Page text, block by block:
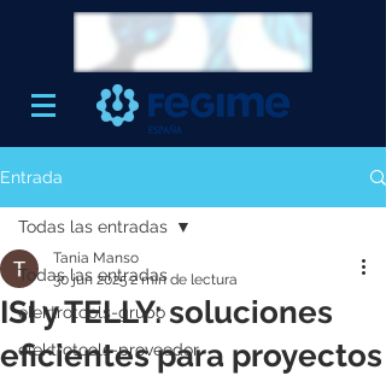
Entrada
Todas las entradas
elektrotools-grupo
elektrotools-proveedor
Todas las entradas
ISI y TELLY: soluciones
eficientes para proyectos
Tania Manso
30 jun 2025 2 min de lectura